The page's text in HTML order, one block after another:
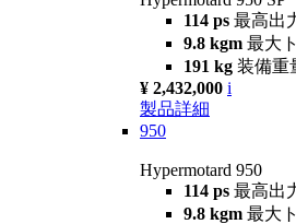
114 ps 最高出
9.8 kgm 最大
191 kg 装備重
¥ 2,432,000 i
製品詳細
950
Hypermotard 950
114 ps 最高出
9.8 kgm 最大